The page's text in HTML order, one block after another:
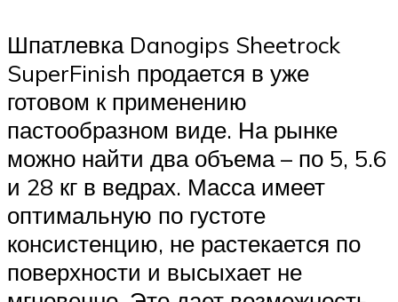
Шпатлевка Danogips Sheetrock
SuperFinish продается в уже
готовом к применению
пастообразном виде. На рынке
можно найти два объема – по 5, 5.6
и 28 кг в ведрах. Масса имеет
оптимальную по густоте
консистенцию, не растекается по
поверхности и высыхает не